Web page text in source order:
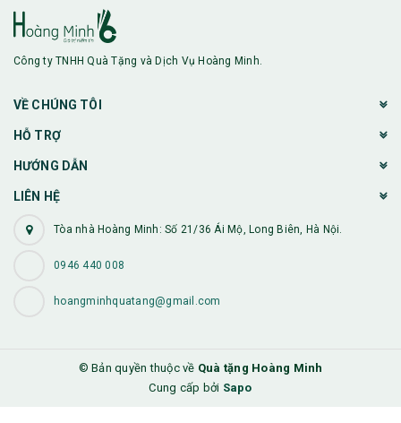
Công ty TNHH Quà Tặng và Dịch Vụ Hoàng Minh.
VỀ CHÚNG TÔI
HỖ TRỢ
HƯỚNG DẪN
LIÊN HỆ
Tòa nhà Hoàng Minh: Số 21/36 Ái Mộ, Long Biên, Hà Nội.
0946 440 008
hoangminhquatang@gmail.com
© Bản quyền thuộc về Quà tặng Hoàng Minh
Cung cấp bởi Sapo